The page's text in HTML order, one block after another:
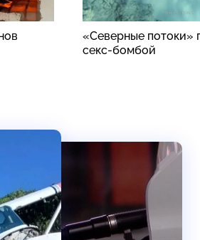
«Северные потоки»
секс-бомбой